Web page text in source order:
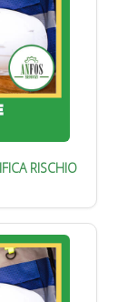
RISCHIO